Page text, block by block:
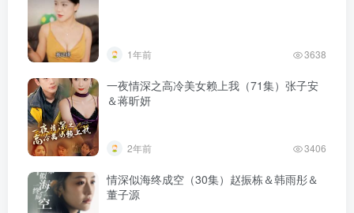
1年前 3638
一夜情深之高冷美女赖上我（71集）张子安
＆蒋昕妍
2年前 3406
情深似海终成空（30集）赵振栋＆韩雨彤＆
董子源